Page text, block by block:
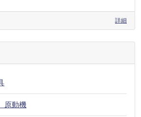
詳細
原動機